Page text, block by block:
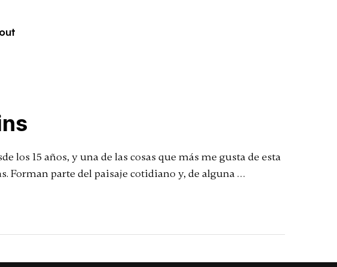
los 15 años, y una de las cosas que más me gusta de esta
Forman parte del paisaje cotidiano y, de alguna …